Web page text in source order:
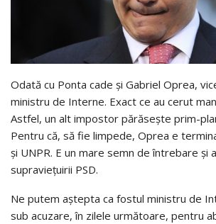
Odată cu Ponta cade şi Gabriel Oprea,
ministru de Interne. Exact ce au cerut
Astfel, un alt impostor părăseşte prim-
Pentru că, să fie limpede, Oprea e
şi UNPR. E un mare semn de întrebare şi
supravieţuirii PSD.
Ne putem aştepta ca fostul ministru de
sub acuzare, în zilele următoare, pentru